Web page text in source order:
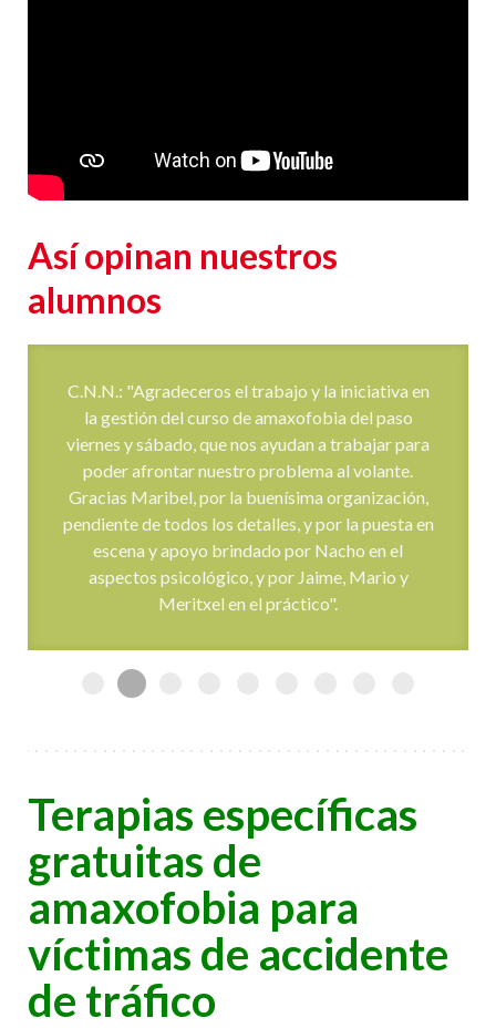
Así opinan nuestros
alumnos
C.N.N.: "Agradeceros el trabajo y la iniciativa en
la gestión del curso de amaxofobia del paso
viernes y sábado, que nos ayudan a trabajar para
poder afrontar nuestro problema al volante.
Gracias Maribel, por la buenísima organización,
pendiente de todos los detalles, y por la puesta en
escena y apoyo brindado por Nacho en el
aspectos psicológico, y por Jaime, Mario y
Meritxel en el práctico".
Terapias específicas
gratuitas de
amaxofobia para
víctimas de accidente
de tráfico